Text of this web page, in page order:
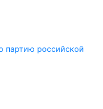
партию российской